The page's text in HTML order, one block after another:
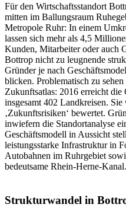
Für den Wirtschaftsstandort
mitten im Ballungsraum
Metropole Ruhr: In einem
lassen sich mehr als 4,5
Kunden, Mitarbeiter oder auch
Bottrop nicht zu leugnende
Gründer je nach
blicken. Problematisch zu
Zukunftsatlas: 2016 erreicht
insgesamt 402 Landkreisen.
‚Zukunftsrisiken‘ bewertet.
inwiefern die Standortanalyse
Geschäftsmodell in Aussicht
leistungsstarke Infrastruktur in
Autobahnen im Ruhrgebiet
bedeutsame Rhein-Herne-Kanal.
Strukturwandel in